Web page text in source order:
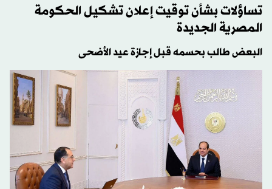
تساؤلات بشأن توقيت إعلان تشكيل الحكومة
المصرية الجديدة
البعض طالب بحسمه قبل إجازة عيد الأضحى